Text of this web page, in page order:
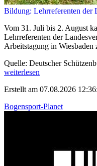
Bildung: Lehrreferenten der
Vom 31. Juli bis 2. August
Lehrreferenten der
Arbeitstagung in Wiesbaden
Quelle: Deutscher
weiterlesen
Erstellt am 07.08.2026
Bogensport-Planet